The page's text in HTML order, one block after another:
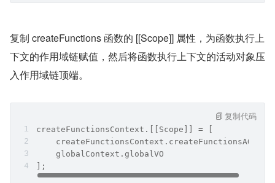
复制 createFunctions 函数的 [[Scope]] 属性，为函数执行上
下文的作用域链赋值，然后将函数执行上下文的活动对象压
入作用域链顶端。
createFunctionsContext.[[Scope]] = [
    createFunctionsContext.createFunctionsAO,
    globalContext.globalVO
];
复制代码